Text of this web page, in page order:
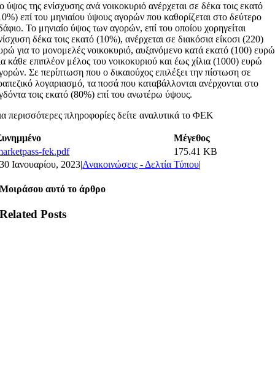
ύψος της ενίσχυσης ανά νοικοκυριό ανέρχεται σε δέκα τοις εκατό
επί του μηνιαίου ύψους αγορών που καθορίζεται στο δεύτερο
Το μηνιαίο ύψος των αγορών, επί του οποίου χορηγείται
δέκα τοις εκατό (10%), ανέρχεται σε διακόσια είκοσι (220)
για το μονομελές νοικοκυριό, αυξανόμενο κατά εκατό (100) ευρώ
κάθε επιπλέον μέλος του νοικοκυριού και έως χίλια (1000) ευρώ
Σε περίπτωση που ο δικαιούχος επιλέξει την πίστωση σε
λογαριασμό, τα ποσά που καταβάλλονται ανέρχονται στο
τοις εκατό (80%) επί του ανωτέρω ύψους.
περισσότερες πληροφορίες δείτε αναλυτικά το ΦΕΚ
Μέγεθος
fek.pdf
175.41 KB
30 Ιανουαρίου, 2023|Ανακοινώσεις - Δελτία Τύπου|
Μοιράσου αυτό το άρθρο
Related Posts